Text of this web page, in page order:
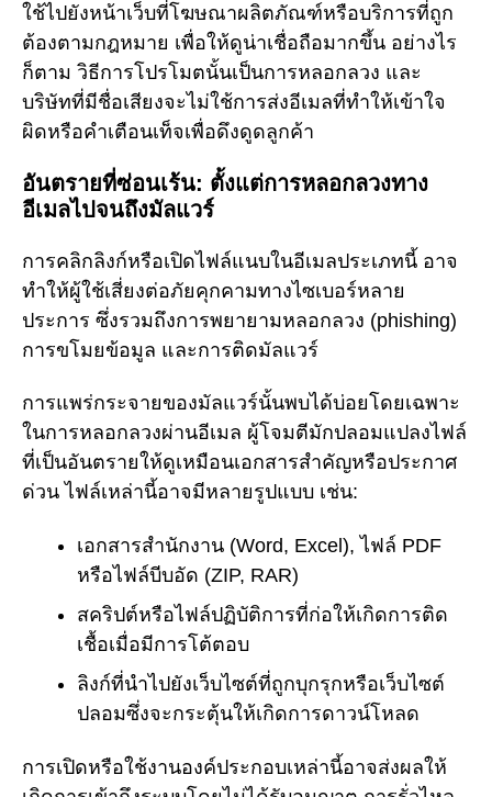
ใช้ไปยังหน้าเว็บที่โฆษณาผลิตภัณฑ์หรือบริการที่ถูก
ต้องตามกฎหมาย เพื่อให้ดูน่าเชื่อถือมากขึ้น อย่างไร
ก็ตาม วิธีการโปรโมตนั้นเป็นการหลอกลวง และ
บริษัทที่มีชื่อเสียงจะไม่ใช้การส่งอีเมลที่ทำให้เข้าใจ
ผิดหรือคำเตือนเท็จเพื่อดึงดูดลูกค้า
อันตรายที่ซ่อนเร้น: ตั้งแต่การหลอกลวงทาง
อีเมลไปจนถึงมัลแวร์
การคลิกลิงก์หรือเปิดไฟล์แนบในอีเมลประเภทนี้ อาจ
ทำให้ผู้ใช้เสี่ยงต่อภัยคุกคามทางไซเบอร์หลาย
ประการ ซึ่งรวมถึงการพยายามหลอกลวง (phishing)
การขโมยข้อมูล และการติดมัลแวร์
การแพร่กระจายของมัลแวร์นั้นพบได้บ่อยโดยเฉพาะ
ในการหลอกลวงผ่านอีเมล ผู้โจมตีมักปลอมแปลงไฟล์
ที่เป็นอันตรายให้ดูเหมือนเอกสารสำคัญหรือประกาศ
ด่วน ไฟล์เหล่านี้อาจมีหลายรูปแบบ เช่น:
เอกสารสำนักงาน (Word, Excel), ไฟล์ PDF
หรือไฟล์บีบอัด (ZIP, RAR)
สคริปต์หรือไฟล์ปฏิบัติการที่ก่อให้เกิดการติด
เชื้อเมื่อมีการโต้ตอบ
ลิงก์ที่นำไปยังเว็บไซต์ที่ถูกบุกรุกหรือเว็บไซต์
ปลอมซึ่งจะกระตุ้นให้เกิดการดาวน์โหลด
การเปิดหรือใช้งานองค์ประกอบเหล่านี้อาจส่งผลให้